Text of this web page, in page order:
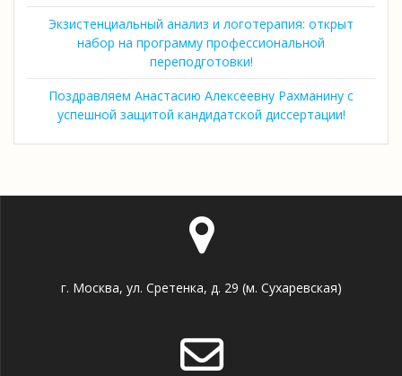
Экзистенциальный анализ и логотерапия: открыт
набор на программу профессиональной
переподготовки!
Поздравляем Анастасию Алексеевну Рахманину с
успешной защитой кандидатской диссертации!
г. Москва, ул. Сретенка, д. 29 (м. Сухаревская)